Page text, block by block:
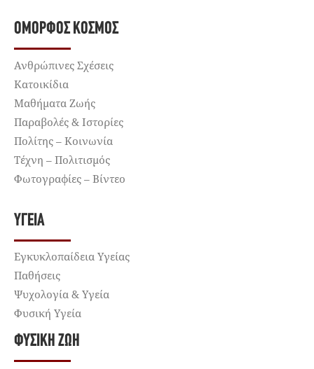
ΌΜΟΡΦΟΣ ΚΌΣΜΟΣ
Ανθρώπινες Σχέσεις
Κατοικίδια
Μαθήματα Ζωής
Παραβολές & Ιστορίες
Πολίτης – Κοινωνία
Τέχνη – Πολιτισμός
Φωτογραφίες – Βίντεο
ΥΓΕΊΑ
Εγκυκλοπαίδεια Υγείας
Παθήσεις
Ψυχολογία & Υγεία
Φυσική Υγεία
ΦΥΣΙΚΉ ΖΩΉ